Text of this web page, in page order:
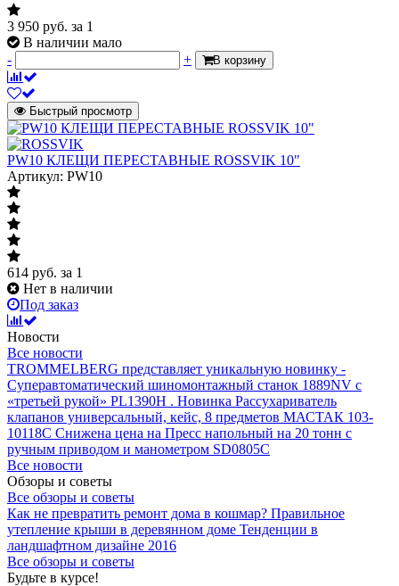
3 950 руб. за 1
В наличии мало
-
+ В корзину
Быстрый просмотр
PW10 КЛЕЩИ ПЕРЕСТАВНЫЕ ROSSVIK 10"
Артикул: PW10
614 руб. за 1
Нет в наличии
Под заказ
Новости
Все новости
TROMMELBERG представляет уникальную новинку -
Суперавтоматический шиномонтажный станок 1889NV с
«третьей рукой» PL1390H . Новинка Рассухариватель
клапанов универсальный, кейс, 8 предметов МАСТАК 103-
10118C Снижена цена на Пресс напольный на 20 тонн с
ручным приводом и манометром SD0805C
Все новости
Обзоры и советы
Все обзоры и советы
Как не превратить ремонт дома в кошмар? Правильное
утепление крыши в деревянном доме Тенденции в
ландшафтном дизайне 2016
Все обзоры и советы
Будьте в курсе!